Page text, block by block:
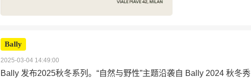
Bally
2025-03-04 14:49:00
Bally 发布2025秋冬系列。“自然与野性”主题沿袭自 Bally 2024 秋冬秀